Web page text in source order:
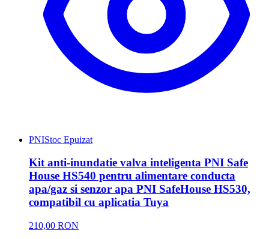
PNIStoc Epuizat
Kit anti-inundatie valva inteligenta PNI Safe
House HS540 pentru alimentare conducta
apa/gaz si senzor apa PNI SafeHouse HS530,
compatibil cu aplicatia Tuya
210,00 RON